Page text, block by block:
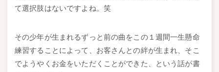
て選択肢はないですよね。笑
その少年が生まれるずっと前の曲をこの１週間一生懸命
練習することによって、お客さんとの絆が生まれ、そこ
でようやくお金をいただくことができた、という話が書